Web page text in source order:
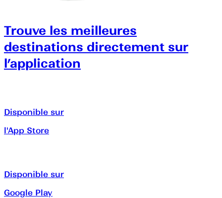
Trouve les meilleures
destinations directement sur
l’application
Disponible sur
l'App Store
Disponible sur
Google Play